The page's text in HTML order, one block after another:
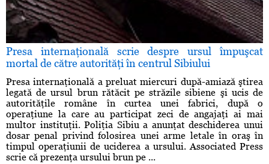
Presa internaţională scrie despre ursul împuşcat
mortal de către autorităţi în centrul Sibiului
Presa internaţională a preluat miercuri după-amiază ştirea
legată de ursul brun rătăcit pe străzile sibiene şi ucis de
autorităţile române în curtea unei fabrici, după o
operaţiune la care au participat zeci de angajaţi ai mai
multor instituţii. Poliţia Sibiu a anunţat deschiderea unui
dosar penal privind folosirea unei arme letale în oraş în
timpul operaţiunii de uciderea a ursului. Associated Press
scrie că prezenţa ursului brun pe ...